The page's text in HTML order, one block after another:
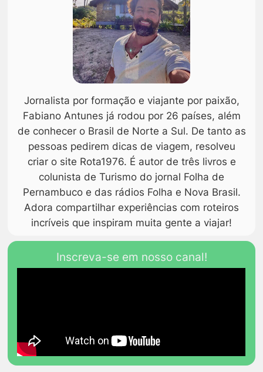
Jornalista por formação e viajante por paixão,
Fabiano Antunes já rodou por 26 países, além
de conhecer o Brasil de Norte a Sul. De tanto as
pessoas pedirem dicas de viagem, resolveu
criar o site Rota1976. É autor de três livros e
colunista de Turismo do jornal Folha de
Pernambuco e das rádios Folha e Nova Brasil.
Adora compartilhar experiências com roteiros
incríveis que inspiram muita gente a viajar!
Inscreva-se em nosso canal!